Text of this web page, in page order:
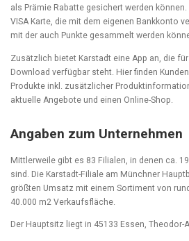
als Prämie Rabatte gesichert werden
VISA Karte, die mit dem eigenen Bankkonto
mit der auch Punkte gesammelt werden
Zusätzlich bietet Karstadt eine App an, die
Download verfügbar steht. Hier finden
Produkte inkl. zusätzlicher
aktuelle Angebote und einen Online-Shop.
Angaben zum Unternehmen
Mittlerweile gibt es 83 Filialen, in denen ca.
sind. Die Karstadt-Filiale am Münchner
größten Umsatz mit einem Sortiment von
40.000 m2 Verkaufsfläche.
Der Hauptsitz liegt in 45133 Essen, Theodor-